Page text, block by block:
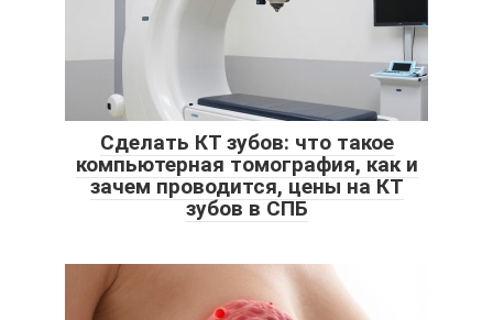
Сделать КТ зубов: что такое
компьютерная томография, как и
зачем проводится, цены на КТ
зубов в СПБ